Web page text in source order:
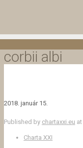
corbii albi
2018. január 15.
Published by chartaxxi.eu at
Charta XXI